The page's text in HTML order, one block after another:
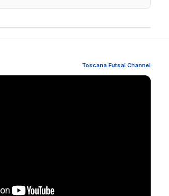
Toscana Futsal Channel